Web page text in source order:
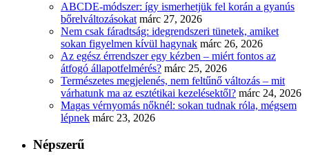
ABCDE‑módszer: így ismerhetjük fel korán a gyanús
bőrelváltozásokat márc 27, 2026
Nem csak fáradtság: idegrendszeri tünetek, amiket
sokan figyelmen kívül hagynak márc 26, 2026
Az egész érrendszer egy kézben – miért fontos az
átfogó állapotfelmérés? márc 25, 2026
Természetes megjelenés, nem feltűnő változás – mit
várhatunk ma az esztétikai kezelésektől? márc 24, 2026
Magas vérnyomás nőknél: sokan tudnak róla, mégsem
lépnek márc 23, 2026
Népszerű